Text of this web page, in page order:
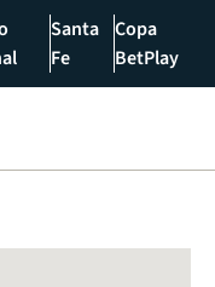
Santa
Fe
Copa
BetPlay